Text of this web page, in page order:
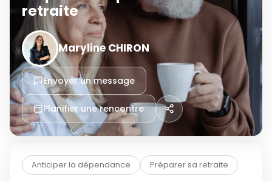
retraite
Maryline CHIRON
Envoyer un message
Planifier une rencontre
Anticiper la dépendance Préparer sa retraite